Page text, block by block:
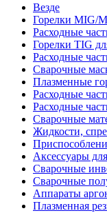
Везде
Горелки MIG/
Расходные
Горелки TIG
Расходные
Сварочные
Плазменные
Расходные
Расходные
Сварочные
Жидкости,
Аксессуары
Сварочные
Сварочные
Аппараты
Плазменная